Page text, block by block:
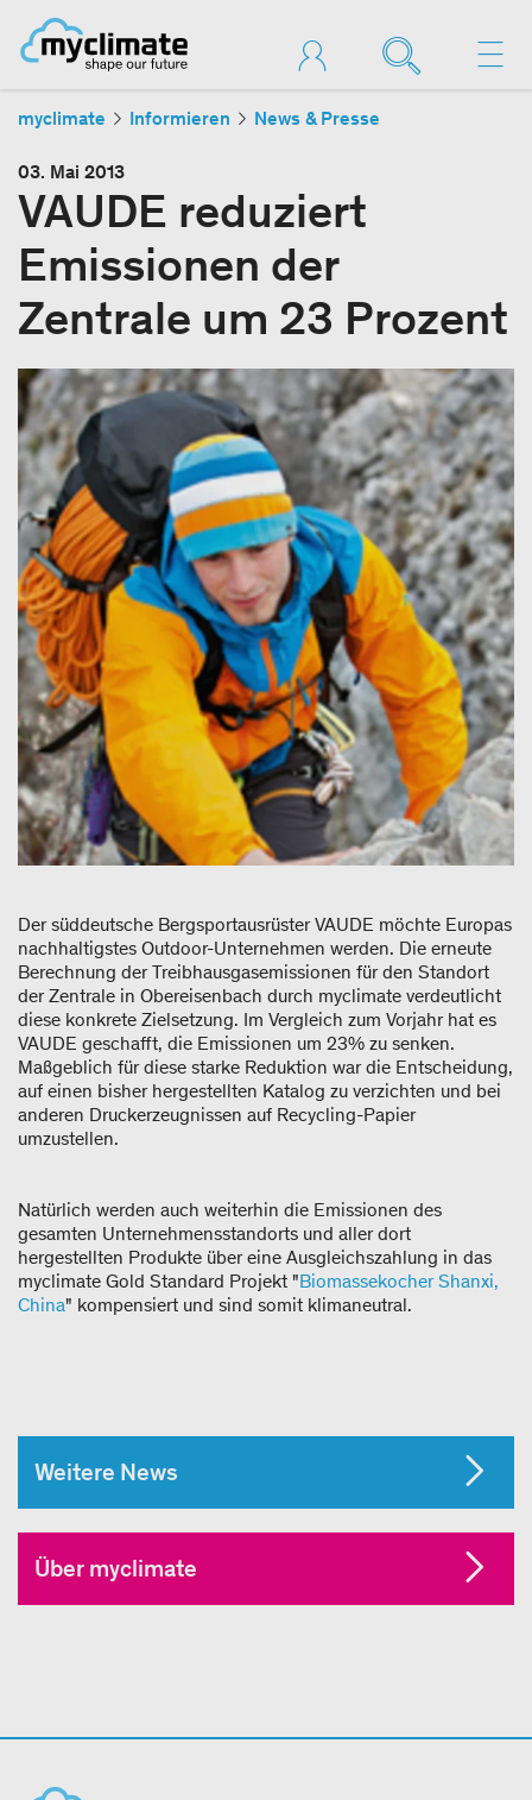
myclimate Informieren News & Presse
03. Mai 2013
VAUDE reduziert
Emissionen der
Zentrale um 23 Prozent
Der süddeutsche Bergsportausrüster VAUDE möchte Europas
nachhaltigstes Outdoor-Unternehmen werden. Die erneute
Berechnung der Treibhausgasemissionen für den Standort
der Zentrale in Obereisenbach durch myclimate verdeutlicht
diese konkrete Zielsetzung. Im Vergleich zum Vorjahr hat es
VAUDE geschafft, die Emissionen um 23% zu senken.
Maßgeblich für diese starke Reduktion war die Entscheidung,
auf einen bisher hergestellten Katalog zu verzichten und bei
anderen Druckerzeugnissen auf Recycling-Papier
umzustellen.
Natürlich werden auch weiterhin die Emissionen des
gesamten Unternehmensstandorts und aller dort
hergestellten Produkte über eine Ausgleichszahlung in das
myclimate Gold Standard Projekt "Biomassekocher Shanxi,
China" kompensiert und sind somit klimaneutral.
Weitere News
Über myclimate